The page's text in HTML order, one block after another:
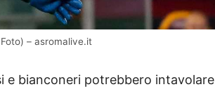
– asromalive.it
bianconeri potrebbero intavolare